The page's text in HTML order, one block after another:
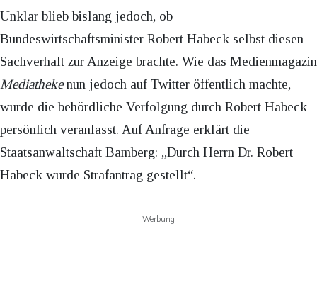
Unklar blieb bislang jedoch, ob
Bundeswirtschaftsminister Robert Habeck selbst diesen
Sachverhalt zur Anzeige brachte. Wie das Medienmagazin
Mediathekenun jedoch auf Twitter öffentlich machte,
wurde die behördliche Verfolgung durch Robert Habeck
persönlich veranlasst. Auf Anfrage erklärt die
Staatsanwaltschaft Bamberg: „Durch Herrn Dr. Robert
Habeck wurde Strafantrag gestellt“.
Werbung